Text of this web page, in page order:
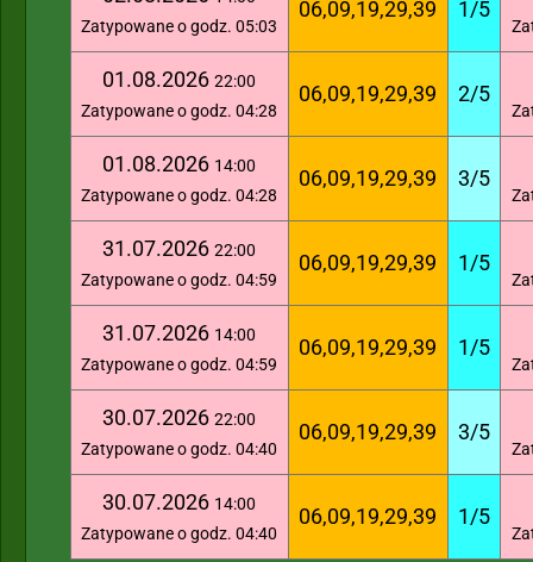
Zatypowane o godz. 05:03
06,09,19,29,39 1/5
01.08.2026 22:00
Zatypowane o godz. 04:28
06,09,19,29,39 2/5
01.08.2026 14:00
Zatypowane o godz. 04:28
06,09,19,29,39 3/5
31.07.2026 22:00
Zatypowane o godz. 04:59
06,09,19,29,39 1/5
31.07.2026 14:00
Zatypowane o godz. 04:59
06,09,19,29,39 1/5
30.07.2026 22:00
Zatypowane o godz. 04:40
06,09,19,29,39 3/5
30.07.2026 14:00
Zatypowane o godz. 04:40
06,09,19,29,39 1/5